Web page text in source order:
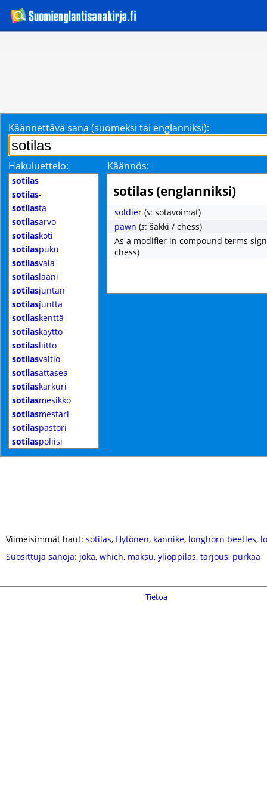
Käännettävä sana (suomeksi tai englanniksi):
Hakuluettelo: Käännös:
sotilas
sotilas-
sotilasta
sotilasarvo
sotilaskoti
sotilaspuku
sotilasvala
sotilaslääni
sotilasjuntan
sotilasjuntta
sotilaskenttä
sotilaskäyttö
sotilasliitto
sotilasvaltio
sotilasattasea
sotilaskarkuri
sotilasmesikko
sotilasmestari
sotilaspastori
sotilaspoliisi
sotilas (englanniksi)
soldier (s: sotavoimat)
pawn (s: šakki / chess)
As a modifier in compound terms
chess)
Viimeisimmät haut: sotilas, Hytönen, kannike, longhorn beetles,
Suosittuja sanoja: joka, which, maksu, ylioppilas, tarjous, purkaa
Tietoa